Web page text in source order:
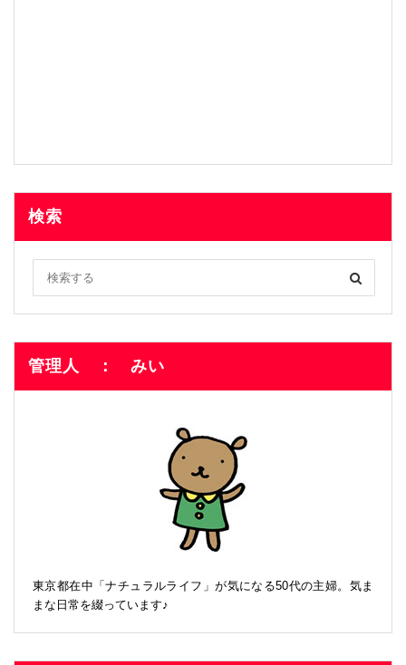
検索
管理人 ： みい
東京都在中「ナチュラルライフ」が気になる50代の主婦。気ま
まな日常を綴っています♪